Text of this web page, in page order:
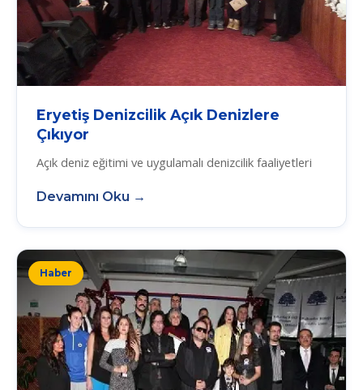
Eryetiş Denizcilik Açık Denizlere
Çıkıyor
Açık deniz eğitimi ve uygulamalı denizcilik faaliyetleri
Devamını Oku →
Haber